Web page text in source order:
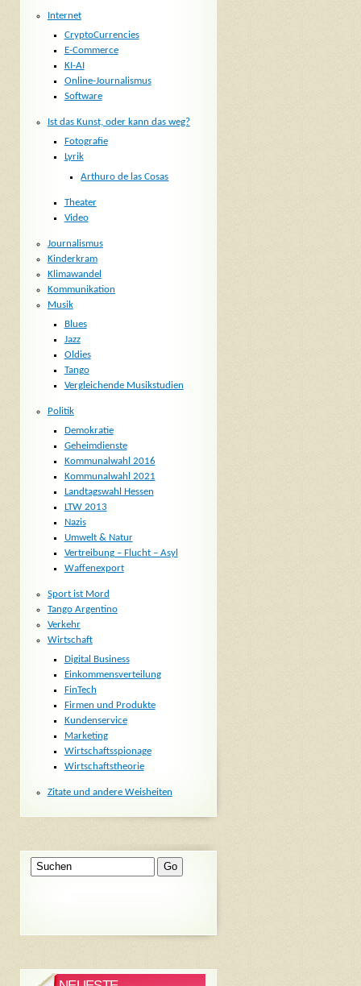
Internet
CryptoCurrencies
E-Commerce
KI-AI
Online-Journalismus
Software
Ist das Kunst, oder kann das weg?
Fotografie
Lyrik
Arthuro de las Cosas
Theater
Video
Journalismus
Kinderkram
Klimawandel
Kommunikation
Musik
Blues
Jazz
Oldies
Tango
Vergleichende Musikstudien
Politik
Demokratie
Geheimdienste
Kommunalwahl 2016
Kommunalwahl 2021
Landtagswahl Hessen
LTW 2013
Nazis
Umwelt & Natur
Vertreibung – Flucht – Asyl
Waffenexport
Sport ist Mord
Tango Argentino
Verkehr
Wirtschaft
Digital Business
Einkommensverteilung
FinTech
Firmen und Produkte
Kundenservice
Marketing
Wirtschaftsspionage
Wirtschaftstheorie
Zitate und andere Weisheiten